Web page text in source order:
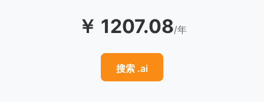
￥ 1207.08/年
搜索 .ai